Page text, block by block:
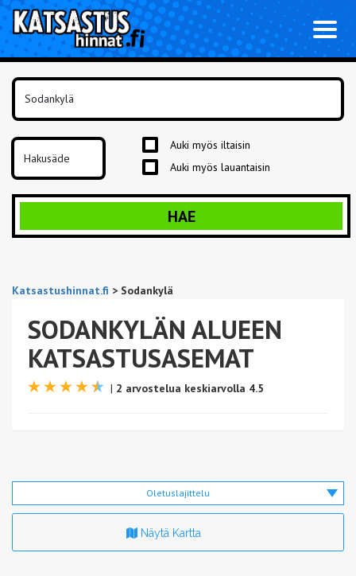
Auki myös iltaisin
Auki myös lauantaisin
HAE
Katsastushinnat.fi > Sodankylä
SODANKYLÄN ALUEEN
KATSASTUSASEMAT
| 2 arvostelua keskiarvolla 4.5
Oletuslajittelu
Näytä Kartta